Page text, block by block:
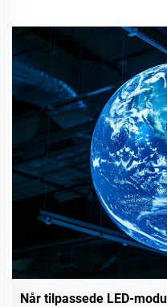
Når tilpassede LED-